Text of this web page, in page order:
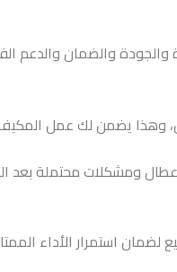
والجودة والضمان والدعم
وهذا يضمن لك عمل
ومشكلات محتملة بعد
استمرار الأداء